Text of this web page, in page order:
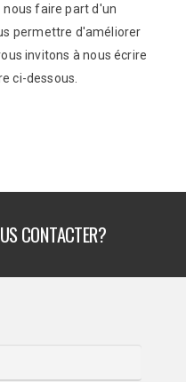
faire part d'un
permettre d'améliorer
invitons à nous écrire
ci-dessous.
CONTACTER?